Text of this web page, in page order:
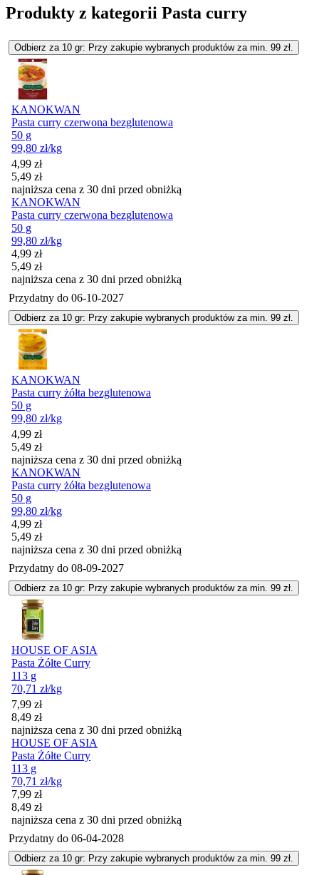
Produkty z kategorii Pasta curry
Odbierz za 10 gr: Przy zakupie wybranych produktów za min. 99 zł.
KANOKWAN
Pasta curry czerwona bezglutenowa
50 g
99,80 zł/kg
Cena promocyjna
4,99 zł
5,49 zł
najniższa cena z 30 dni przed obniżką
KANOKWAN
Pasta curry czerwona bezglutenowa
50 g
99,80 zł/kg
Cena promocyjna
4,99 zł
5,49 zł
najniższa cena z 30 dni przed obniżką
Przydatny do 06-10-2027
Odbierz za 10 gr: Przy zakupie wybranych produktów za min. 99 zł.
KANOKWAN
Pasta curry żółta bezglutenowa
50 g
99,80 zł/kg
Cena promocyjna
4,99 zł
5,49 zł
najniższa cena z 30 dni przed obniżką
KANOKWAN
Pasta curry żółta bezglutenowa
50 g
99,80 zł/kg
Cena promocyjna
4,99 zł
5,49 zł
najniższa cena z 30 dni przed obniżką
Przydatny do 08-09-2027
Odbierz za 10 gr: Przy zakupie wybranych produktów za min. 99 zł.
HOUSE OF ASIA
Pasta Żółte Curry
113 g
70,71 zł/kg
Cena promocyjna
7,99 zł
8,49 zł
najniższa cena z 30 dni przed obniżką
HOUSE OF ASIA
Pasta Żółte Curry
113 g
70,71 zł/kg
Cena promocyjna
7,99 zł
8,49 zł
najniższa cena z 30 dni przed obniżką
Przydatny do 06-04-2028
Odbierz za 10 gr: Przy zakupie wybranych produktów za min. 99 zł.